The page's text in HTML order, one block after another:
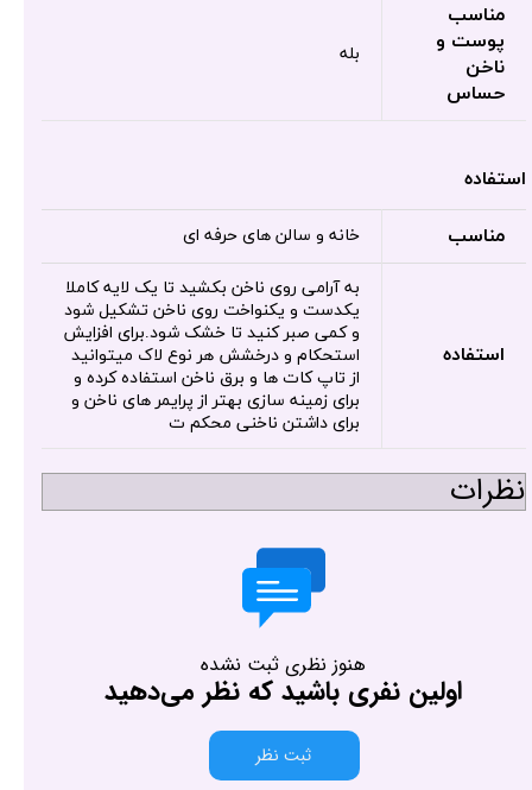
مناسب
پوست و
ناخن
حساس
بله
استفاده
مناسب خانه و سالن های حرفه ای
استفاده
به آرامی روی ناخن بکشید تا یک لایه کاملا
یکدست و یکنواخت روی ناخن تشکیل شود
و کمی صبر کنید تا خشک شود.برای افزایش
استحکام و درخشش هر نوع لاک میتوانید
از تاپ کات ها و برق ناخن استفاده کرده و
برای زمینه سازی بهتر از پرایمر های ناخن و
برای داشتن ناخنی محکم ت
نظرات
هنوز نظری ثبت نشده
اولین نفری باشید که نظر می‌دهید
ثبت نظر